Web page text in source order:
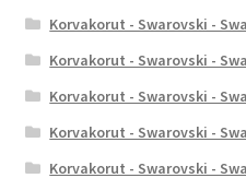
Korvakorut - Swarovski -
Korvakorut - Swarovski -
Korvakorut - Swarovski -
Korvakorut - Swarovski -
Korvakorut - Swarovski -